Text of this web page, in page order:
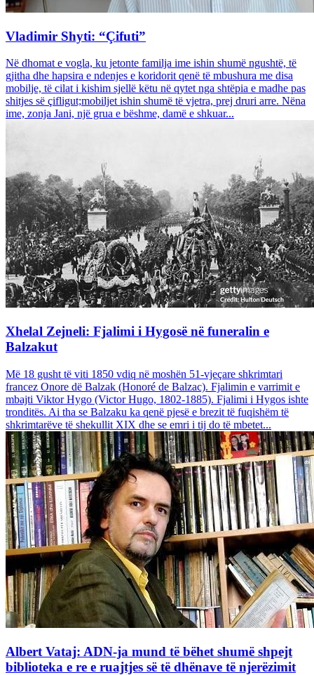
Vladimir Shyti: “Çifuti”
Në dhomat e vogla, ku jetonte familja ime ishin shumë ngushtë, të
gjitha dhe hapsira e ndenjes e koridorit qenë të mbushura me disa
mobilje, të cilat i kishim sjellë këtu në qytet nga shtëpia e madhe pas
shitjes së çifligut;mobiljet ishin shumë të vjetra, prej druri arre. Nëna
ime, zonja Jani, një grua e bëshme, damë e shkuar...
Xhelal Zejneli: Fjalimi i Hygosë në funeralin e
Balzakut
Më 18 gusht të viti 1850 vdiq në moshën 51-vjeçare shkrimtari
francez Onore dë Balzak (Honoré de Balzac). Fjalimin e varrimit e
mbajti Viktor Hygo (Victor Hugo, 1802-1885). Fjalimi i Hygos ishte
tronditës. Ai tha se Balzaku ka qenë pjesë e brezit të fuqishëm të
shkrimtarëve të shekullit XIX dhe se emri i tij do të mbetet...
Albert Vataj: ADN-ja mund të bëhet shumë shpejt
biblioteka e re e ruajtjes së të dhënave të njerëzimit